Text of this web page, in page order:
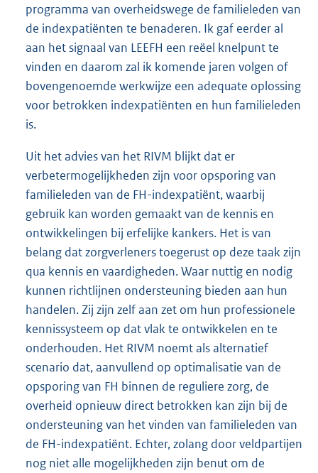
programma van overheidswege de familieleden van
de indexpatiënten te benaderen. Ik gaf eerder al
aan het signaal van LEEFH een reëel knelpunt te
vinden en daarom zal ik komende jaren volgen of
bovengenoemde werkwijze een adequate oplossing
voor betrokken indexpatiënten en hun familieleden
is.
Uit het advies van het RIVM blijkt dat er
verbetermogelijkheden zijn voor opsporing van
familieleden van de FH-indexpatiënt, waarbij
gebruik kan worden gemaakt van de kennis en
ontwikkelingen bij erfelijke kankers. Het is van
belang dat zorgverleners toegerust op deze taak zijn
qua kennis en vaardigheden. Waar nuttig en nodig
kunnen richtlijnen ondersteuning bieden aan hun
handelen. Zij zijn zelf aan zet om hun professionele
kennissysteem op dat vlak te ontwikkelen en te
onderhouden. Het RIVM noemt als alternatief
scenario dat, aanvullend op optimalisatie van de
opsporing van FH binnen de reguliere zorg, de
overheid opnieuw direct betrokken kan zijn bij de
ondersteuning van het vinden van familieleden van
de FH-indexpatiënt. Echter, zolang door veldpartijen
nog niet alle mogelijkheden zijn benut om de